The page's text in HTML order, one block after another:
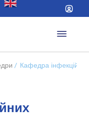
/ Кафедра